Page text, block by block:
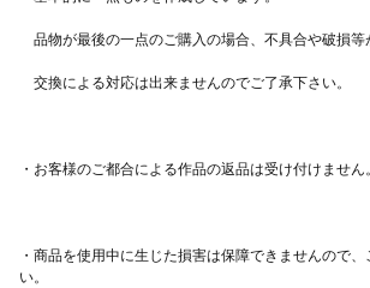
・商品を使用中に生じた損害は保障できませんので